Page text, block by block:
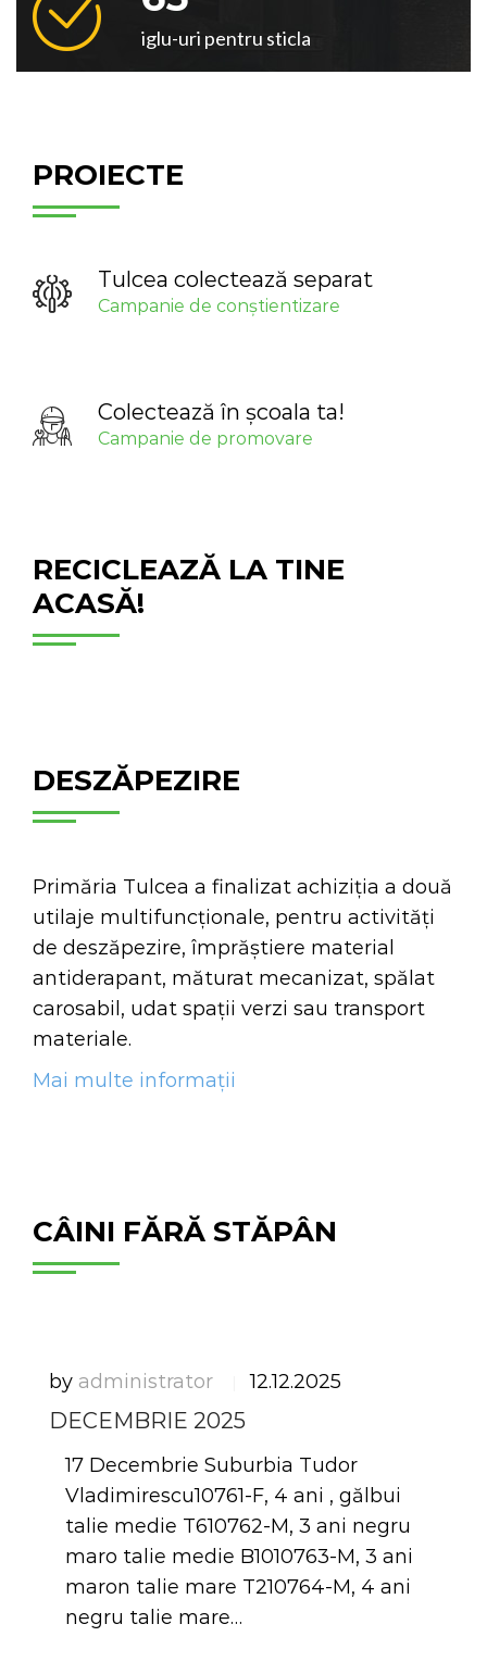
iglu-uri pentru sticla
PROIECTE
Tulcea colectează separat
Campanie de conștientizare
Colectează în școala ta!
Campanie de promovare
RECICLEAZĂ LA TINE
ACASĂ!
DESZĂPEZIRE
Primăria Tulcea a finalizat achiziția a două
utilaje multifuncționale, pentru activități
de deszăpezire, împrăștiere material
antiderapant, măturat mecanizat, spălat
carosabil, udat spații verzi sau transport
materiale.
Mai multe informații
CÂINI FĂRĂ STĂPÂN
by administrator 12.12.2025
DECEMBRIE 2025
17 Decembrie Suburbia Tudor
Vladimirescu10761-F, 4 ani , gălbui
talie medie T610762-M, 3 ani negru
maro talie medie B1010763-M, 3 ani
maron talie mare T210764-M, 4 ani
negru talie mare…